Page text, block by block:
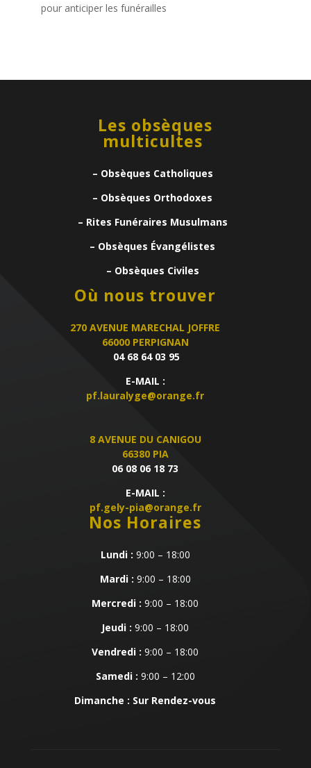
pour anticiper les funérailles
Les obsèques
multicultes
– Obsèques Catholiques
– Obsèques Orthodoxes
– Rites Funéraires Musulmans
– Obsèques Évangélistes
– Obsèques Civiles
Où nous trouver
270 AVENUE MARECHAL JOFFRE
66000 PERPIGNAN
04 68 64 03 95
E-MAIL :
pf.lauralyge@orange.fr
8 AVENUE DU CANIGOU
66380 PIA
06 08 06 18 73
E-MAIL :
pf.gely-pia@orange.fr
Nos Horaires
Lundi : 9:00 – 18:00
Mardi : 9:00 – 18:00
Mercredi : 9:00 – 18:00
Jeudi : 9:00 – 18:00
Vendredi : 9:00 – 18:00
Samedi : 9:00 – 12:00
Dimanche : Sur Rendez-vous